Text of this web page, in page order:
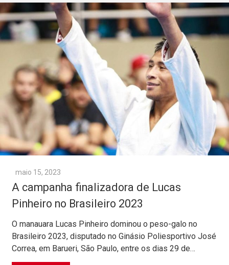
maio 15, 2023
A campanha finalizadora de Lucas
Pinheiro no Brasileiro 2023
O manauara Lucas Pinheiro dominou o peso-galo no
Brasileiro 2023, disputado no Ginásio Poliesportivo José
Correa, em Barueri, São Paulo, entre os dias 29 de…